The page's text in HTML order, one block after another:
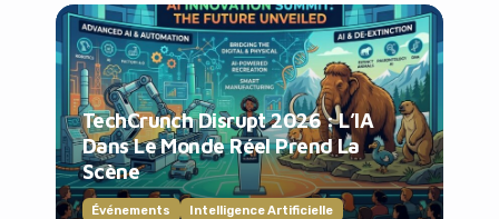
TechCrunch Disrupt 2026 : L’IA
Dans Le Monde Réel Prend La
Scène
Événements Intelligence Artificielle